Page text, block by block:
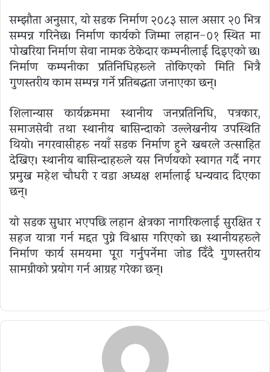
सम्झौता अनुसार, यो सडक निर्माण २०८३ साल असार २० भित्र
सम्पन्न गरिनेछ। निर्माण कार्यको जिम्मा लहान-०१ स्थित मा
पोखरिया निर्माण सेवा नामक ठेकेदार कम्पनीलाई दिइएको छ।
निर्माण कम्पनीका प्रतिनिधिहरूले तोकिएको मिति भित्रै
गुणस्तरीय काम सम्पन्न गर्ने प्रतिबद्धता जनाएका छन्।
शिलान्यास कार्यक्रममा स्थानीय जनप्रतिनिधि, पत्रकार,
समाजसेवी तथा स्थानीय बासिन्दाको उल्लेखनीय उपस्थिति
थियो। नगरवासीहरू नयाँ सडक निर्माण हुने खबरले उत्साहित
देखिए। स्थानीय बासिन्दाहरूले यस निर्णयको स्वागत गर्दै नगर
प्रमुख महेश चौधरी र वडा अध्यक्ष शर्मालाई धन्यवाद दिएका
छन्।
यो सडक सुधार भएपछि लहान क्षेत्रका नागरिकलाई सुरक्षित र
सहज यात्रा गर्न मद्दत पुग्ने विश्वास गरिएको छ। स्थानीयहरूले
निर्माण कार्य समयमा पूरा गर्नुपर्नेमा जोड दिँदै गुणस्तरीय
सामग्रीको प्रयोग गर्न आग्रह गरेका छन्।